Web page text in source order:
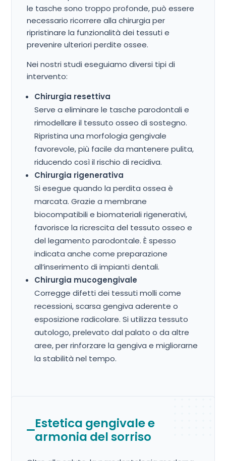
le tasche sono troppo profonde, può essere
necessario ricorrere alla chirurgia per
ripristinare la funzionalità dei tessuti e
prevenire ulteriori perdite ossee.
Nei nostri studi eseguiamo diversi tipi di
intervento:
Chirurgia resettiva
Serve a eliminare le tasche parodontali e
rimodellare il tessuto osseo di sostegno.
Ripristina una morfologia gengivale
favorevole, più facile da mantenere pulita,
riducendo così il rischio di recidiva.
Chirurgia rigenerativa
Si esegue quando la perdita ossea è
marcata. Grazie a membrane
biocompatibili e biomateriali rigenerativi,
favorisce la ricrescita del tessuto osseo e
del legamento parodontale. È spesso
indicata anche come preparazione
all’inserimento di impianti dentali.
Chirurgia mucogengivale
Corregge difetti dei tessuti molli come
recessioni, scarsa gengiva aderente o
esposizione radicolare. Si utilizza tessuto
autologo, prelevato dal palato o da altre
aree, per rinforzare la gengiva e migliorarne
la stabilità nel tempo.
Estetica gengivale e
armonia del sorriso